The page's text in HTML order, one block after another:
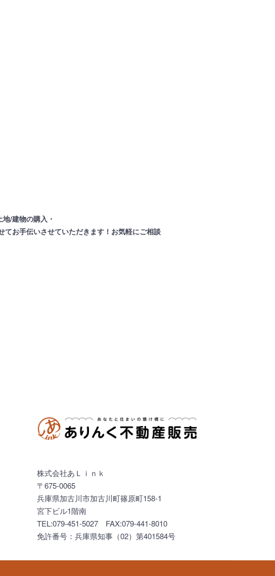
/建物の購入・
お手伝いさせていただきます！お気軽にご相談
株式会社あＬｉｎｋ
〒675-0065
兵庫県加古川市加古川町篠原町158-1
宮下ビル1階南
TEL:079-451-5027 FAX:079-441-8010
免許番号：兵庫県知事（02）第401584号